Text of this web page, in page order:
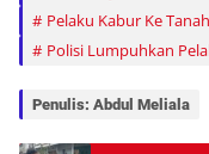
Pelaku Kabur Ke
Polisi Lumpuhkan
Penulis: Abdul Meliala